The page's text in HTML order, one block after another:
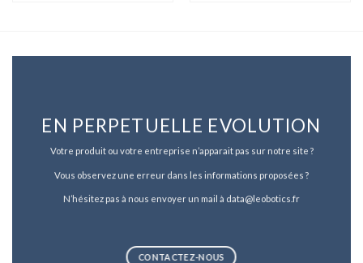
EN PERPETUELLE EVOLUTION
Votre produit ou votre entreprise n’apparait pas sur notre site ?
Vous observez une erreur dans les informations proposées ?
N’hésitez pas à nous envoyer un mail à data@leobotics.fr
CONTACTEZ-NOUS